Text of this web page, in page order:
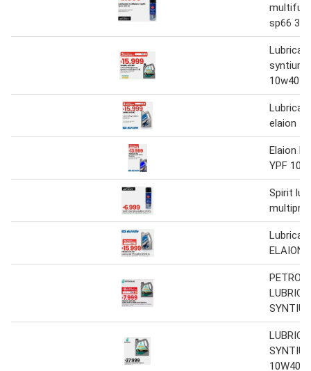
sp66
syntium
10w40 4
elaion
Elaion
YPF
Spirit
multipro
ELAION
10W40